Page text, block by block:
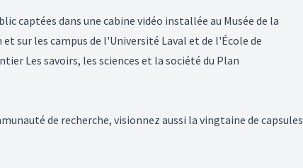
captées dans une cabine vidéo installée au Musée de la
sur les campus de l'Université Laval et de l'École de
Les savoirs, les sciences et la société du Plan
de recherche, visionnez aussi la vingtaine de capsules